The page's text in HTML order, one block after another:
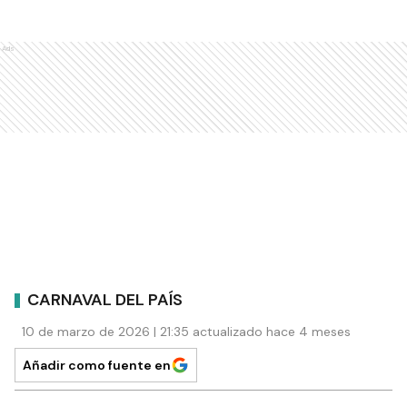
Ads
CARNAVAL DEL PAÍS
10 de marzo de 2026 | 21:35 actualizado hace 4 meses
Añadir como fuente en